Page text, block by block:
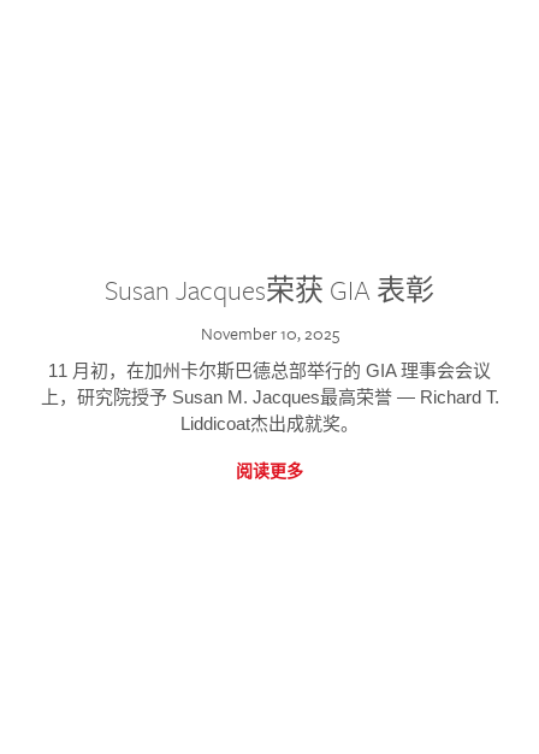
Susan Jacques荣获 GIA 表彰
November 10, 2025
11 月初，在加州卡尔斯巴德总部举行的 GIA 理事会会议
上，研究院授予 Susan M. Jacques最高荣誉 — Richard T.
Liddicoat杰出成就奖。
阅读更多